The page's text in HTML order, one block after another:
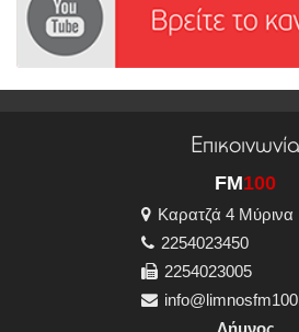
Επικοινωνία
FM100
Καρατζά 4 Μύρινα
2254023450
2254023005
Λήμνος